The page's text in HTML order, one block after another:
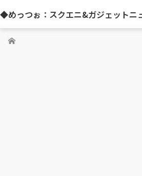
◆めっつぉ：スクエニ&ガジェットニ
ホーム